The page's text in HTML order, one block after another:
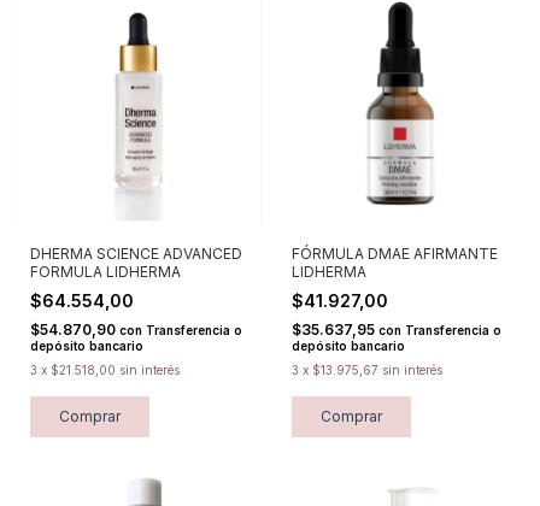
DHERMA SCIENCE ADVANCED
FORMULA LIDHERMA
$64.554,00
$54.870,90 con Transferencia o
depósito bancario
3 x $21.518,00 sin interés
Comprar
FÓRMULA DMAE AFIRMANTE
LIDHERMA
$41.927,00
$35.637,95 con Transferencia o
depósito bancario
3 x $13.975,67 sin interés
Comprar